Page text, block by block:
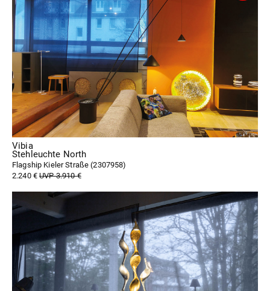
Vibia
Stehleuchte North
Flagship Kieler Straße (2307958)
2.240 €UVP 3.910 €